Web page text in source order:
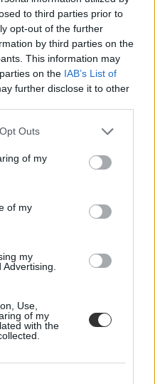
to third parties prior to
opt-out of the further
by third parties on the
This information may
on the IAB’s List of
further disclose it to other
Outs
of my
of my
my
Use,
of my
with the
jutott be a
kollégiumi férőhely
az egyetemek között,
a térítési díj összege
felvett egyetemistára 76
mozognak a vizsgált
a kollégiumi kapacitás,
el, hogy ki költözhet be.